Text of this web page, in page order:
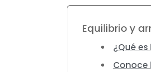
Equilibrio y
¿Qué
Conoce